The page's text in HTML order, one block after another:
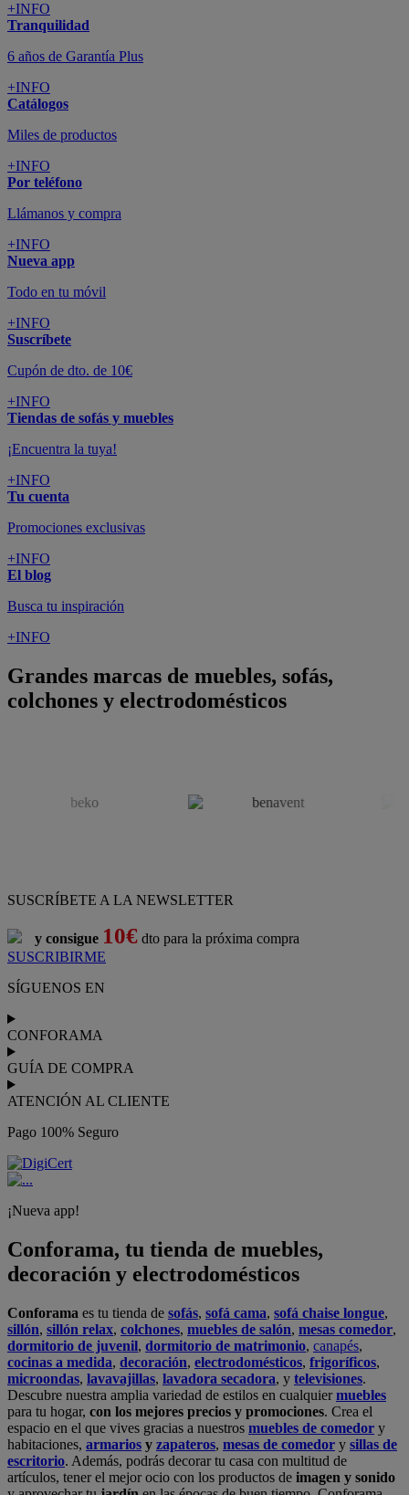
+INFO
Tranquilidad
6 años de Garantía Plus
+INFO
Catálogos
Miles de productos
+INFO
Por teléfono
Llámanos y compra
+INFO
Nueva app
Todo en tu móvil
+INFO
Suscríbete
Cupón de dto. de 10€
+INFO
Tiendas de sofás y muebles
¡Encuentra la tuya!
+INFO
Tu cuenta
Promociones exclusivas
+INFO
El blog
Busca tu inspiración
+INFO
Grandes marcas de muebles, sofás,
colchones y electrodomésticos
SUSCRÍBETE A LA NEWSLETTER
y consigue 10€ dto para la próxima compra
SUSCRIBIRME
SÍGUENOS EN
CONFORAMA
GUÍA DE COMPRA
ATENCIÓN AL CLIENTE
Pago 100% Seguro
¡Nueva app!
Conforama, tu tienda de muebles,
decoración y electrodomésticos
Conforama es tu tienda de sofás, sofá cama, sofá chaise longue,
sillón, sillón relax, colchones, muebles de salón, mesas comedor,
dormitorio de juvenil, dormitorio de matrimonio, canapés,
cocinas a medida, decoración, electrodomésticos, frigoríficos,
microondas, lavavajillas, lavadora secadora, y televisiones.
Descubre nuestra amplia variedad de estilos en cualquiermuebles
para tu hogar, con los mejores precios y promociones. Crea el
espacio en el que vives gracias a nuestros muebles de comedor y
habitaciones, armarios y zapateros, mesas de comedor y sillas de
escritorio. Además, podrás decorar tu casa con multitud de
artículos, tener el mejor ocio con los productos de imagen y sonido